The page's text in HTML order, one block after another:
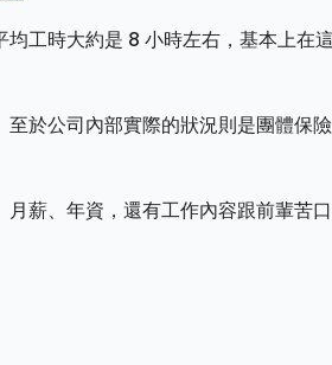
工時大約是 8 小時左右，基本上在
於公司內部實際的狀況則是團體保
薪、年資，還有工作內容跟前輩苦